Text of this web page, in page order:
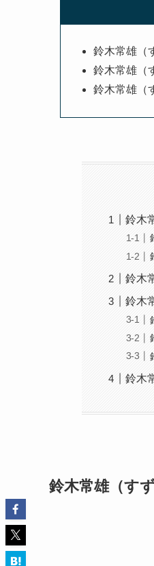
鈴木常雄（
鈴木常雄（
鈴木常雄（
鈴木
鈴木
鈴木
鈴木
鈴木常雄（す